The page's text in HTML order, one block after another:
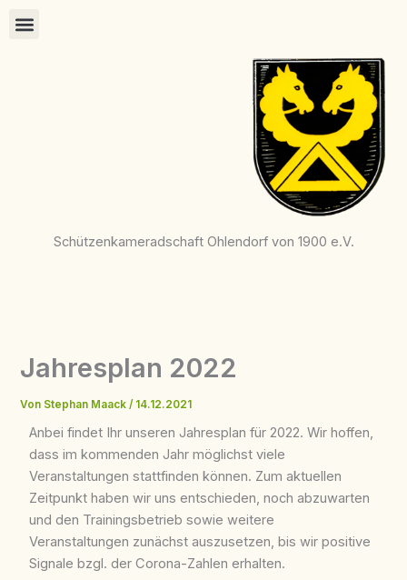
Inhalt
Schützenkameradschaft Ohlendorf von 1900 e.V.
Jahresplan 2022
Von Stephan Maack/ 14.12.2021
Anbei findet Ihr unseren Jahresplan für 2022. Wir hoffen,
dass im kommenden Jahr möglichst viele
Veranstaltungen stattfinden können. Zum aktuellen
Zeitpunkt haben wir uns entschieden, noch abzuwarten
und den Trainingsbetrieb sowie weitere
Veranstaltungen zunächst auszusetzen, bis wir positive
Signale bzgl. der Corona-Zahlen erhalten.